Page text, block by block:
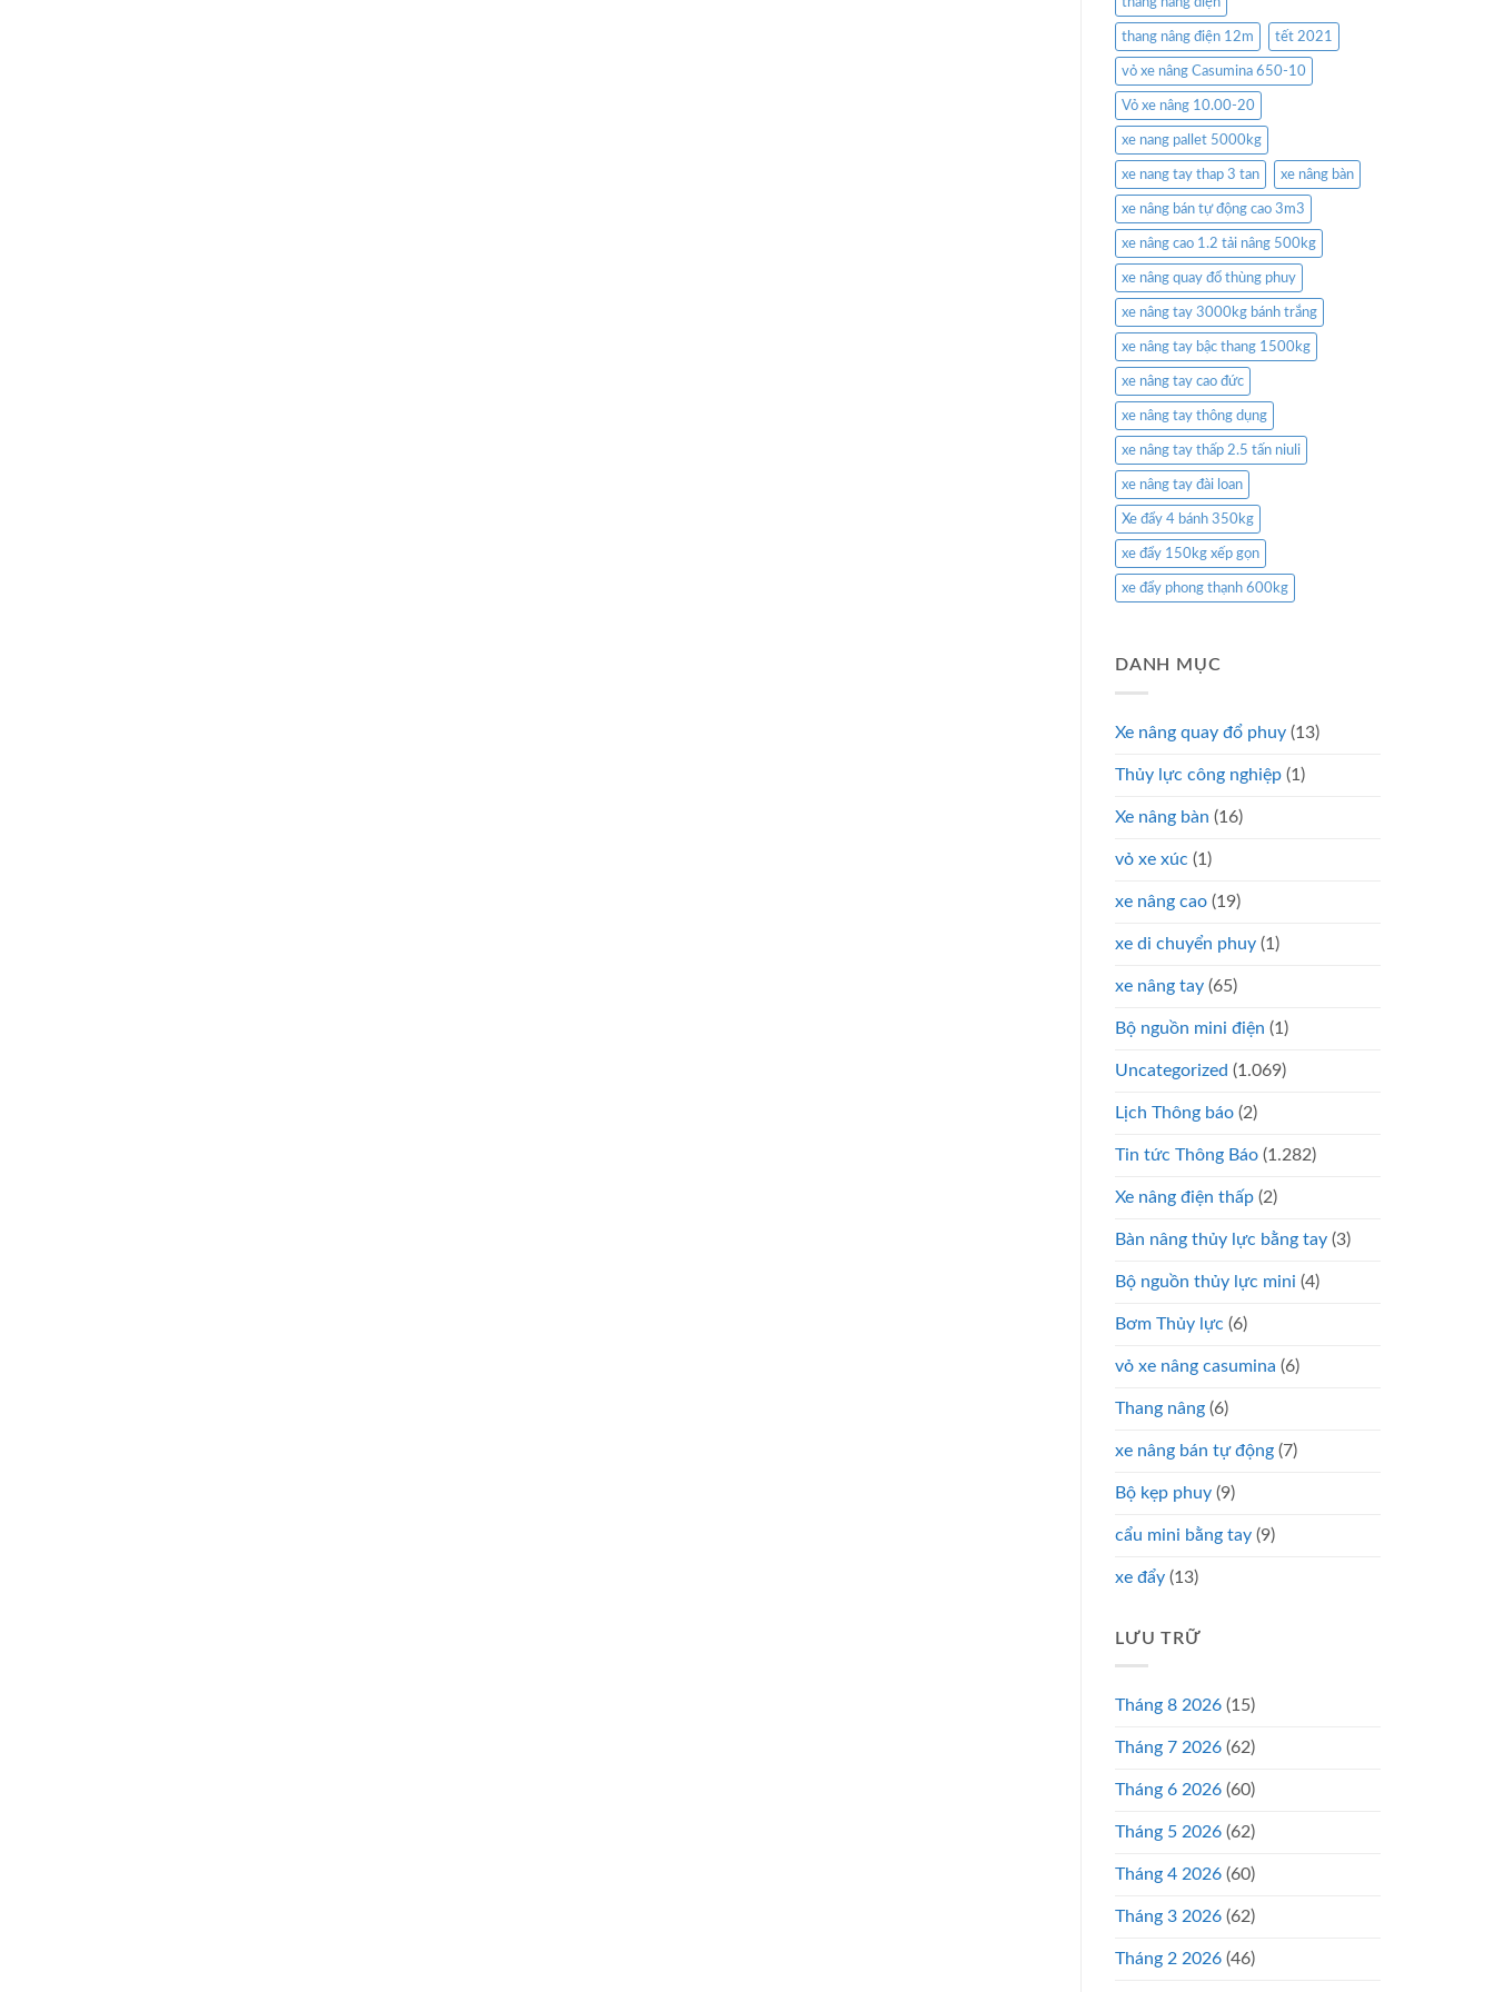
thang nâng điện 12m tết 2021
vỏ xe nâng Casumina 650-10
Vỏ xe nâng 10.00-20
xe nang pallet 5000kg
xe nang tay thap 3 tan xe nâng bàn
xe nâng bán tự động cao 3m3
xe nâng cao 1.2 tải nâng 500kg
xe nâng quay đổ thùng phuy
xe nâng tay 3000kg bánh trắng
xe nâng tay bậc thang 1500kg
xe nâng tay cao đức
xe nâng tay thông dụng
xe nâng tay thấp 2.5 tấn niuli
xe nâng tay đài loan
Xe đẩy 4 bánh 350kg
xe đẩy 150kg xếp gọn
xe đẩy phong thạnh 600kg
DANH MỤC
Xe nâng quay đổ phuy (13)
Thủy lực công nghiệp (1)
Xe nâng bàn (16)
vỏ xe xúc (1)
xe nâng cao (19)
xe di chuyển phuy (1)
xe nâng tay (65)
Bộ nguồn mini điện (1)
Uncategorized (1.069)
Lịch Thông báo (2)
Tin tức Thông Báo (1.282)
Xe nâng điện thấp (2)
Bàn nâng thủy lực bằng tay (3)
Bộ nguồn thủy lực mini (4)
Bơm Thủy lực (6)
vỏ xe nâng casumina (6)
Thang nâng (6)
xe nâng bán tự động (7)
Bộ kẹp phuy (9)
cẩu mini bằng tay (9)
xe đẩy (13)
LƯU TRỮ
Tháng 8 2026 (15)
Tháng 7 2026 (62)
Tháng 6 2026 (60)
Tháng 5 2026 (62)
Tháng 4 2026 (60)
Tháng 3 2026 (62)
Tháng 2 2026 (46)